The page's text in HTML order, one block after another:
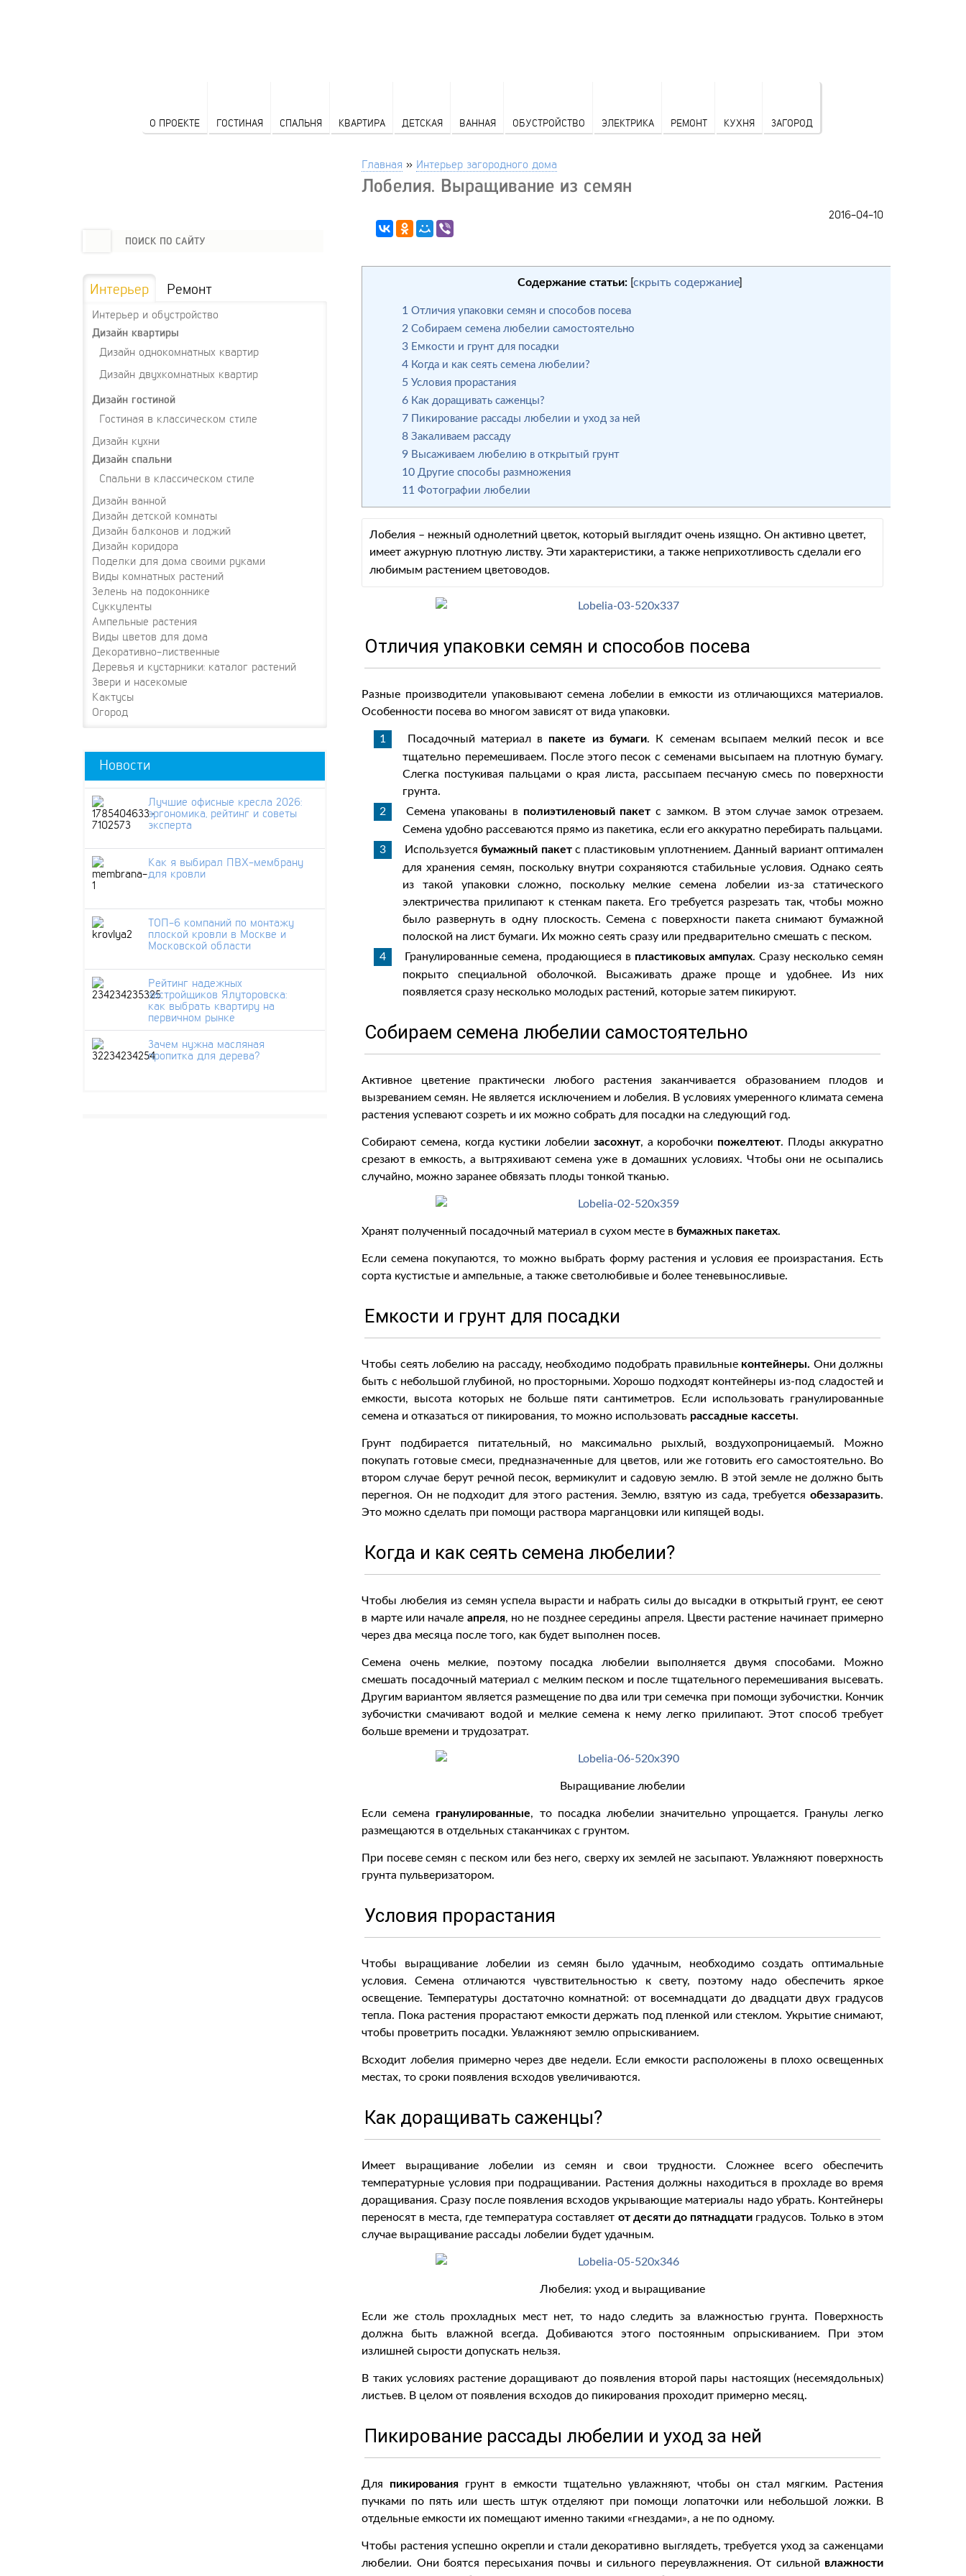
О ПРОЕКТЕ ГОСТИНАЯ СПАЛЬНЯ КВАРТИРА ДЕТСКАЯ ВАННАЯ ОБУСТРОЙСТВО ЭЛЕКТРИКА РЕМОНТ КУХНЯ ЗАГОРОД
Главная » Интерьер загородного дома
Лобелия. Выращивание из семян
2016-04-10
Содержание статьи: [скрыть содержание]
1 Отличия упаковки семян и способов посева
2 Собираем семена любелии самостоятельно
3 Емкости и грунт для посадки
4 Когда и как сеять семена любелии?
5 Условия прорастания
6 Как доращивать саженцы?
7 Пикирование рассады любелии и уход за ней
8 Закаливаем рассаду
9 Высаживаем любелию в открытый грунт
10 Другие способы размножения
11 Фотографии любелии
Лобелия – нежный однолетний цветок, который выглядит очень изящно. Он активно цветет,
имеет ажурную плотную листву. Эти характеристики, атакже неприхотливость сделали его
любимым растением цветоводов.
Отличия упаковки семян и способов посева
Разные производители упаковывают семена лобелии в емкости из отличающихся материалов.
Особенности посева во многом зависят от вида упаковки.
Посадочный материал в пакете из бумаги. К семенам всыпаем мелкий песок и все
тщательно перемешиваем. После этого песок с семенами высыпаем на плотную бумагу.
Слегка постукивая пальцами о края листа, рассыпаем песчаную смесь по поверхности
грунта.
Семена упакованы в полиэтиленовый пакет с замком. В этом случае замок отрезаем.
Семена удобно рассеваются прямо из пакетика, если его аккуратно перебирать пальцами.
Используетсябумажный пакет с пластиковым уплотнением. Данный вариант оптимален
для хранения семян, поскольку внутри сохраняются стабильные условия. Однако сеять
из такой упаковки сложно, поскольку мелкие семена лобелии из-за статического
электричества прилипают к стенкам пакета. Его требуется разрезать так, чтобы можно
было развернуть в одну плоскость. Семена с поверхности пакета снимают бумажной
полоской на лист бумаги. Их можно сеять сразу или предварительно смешать с песком.
Гранулированные семена, продающиеся в пластиковых ампулах. Сразу несколько семян
покрыто специальной оболочкой. Высаживать драже проще и удобнее. Из них
появляется сразу несколько молодых растений, которые затем пикируют.
Собираем семена любелии самостоятельно
Активное цветение практически любого растения заканчивается образованием плодов и
вызреванием семян. Не является исключением и лобелия. В условиях умеренного климата семена
растения успевают созреть и их можно собрать для посадки на следующий год.
Собирают семена, когда кустики лобелии засохнут, а коробочки пожелтеют. Плоды аккуратно
срезают в емкость, а вытряхивают семена уже в домашних условиях. Чтобы они не осыпались
случайно, можно заранее обвязать плоды тонкой тканью.
Хранят полученный посадочный материал в сухом месте вбумажных пакетах.
Если семена покупаются, то можно выбрать форму растения и условия ее произрастания. Есть
сорта кустистые и ампельные, а также светолюбивые и более теневыносливые.
Емкости и грунт для посадки
Чтобы сеять лобелию на рассаду, необходимо подобрать правильные контейнеры. Они должны
быть с небольшой глубиной, но просторными. Хорошо подходят контейнеры из-под сладостей и
емкости, высота которых не больше пяти сантиметров. Если использовать гранулированные
семена и отказаться от пикирования, то можно использовать рассадные кассеты.
Грунт подбирается питательный, но максимально рыхлый, воздухопроницаемый. Можно
покупать готовые смеси, предназначенные для цветов, или же готовить его самостоятельно. Во
втором случае берут речной песок, вермикулит и садовую землю. В этой земле не должно быть
перегноя. Он не подходит для этого растения. Землю, взятую из сада, требуется обеззаразить.
Это можно сделать при помощи раствора марганцовки или кипящей воды.
Когда и как сеять семена любелии?
Чтобы любелия из семян успела вырасти и набрать силы до высадки в открытый грунт, ее сеют
в марте или начале апреля, но не позднее середины апреля. Цвести растение начинает примерно
через два месяца после того, как будет выполнен посев.
Семена очень мелкие, поэтому посадка любелии выполняется двумя способами. Можно
смешать посадочный материал с мелким песком и после тщательного перемешивания высевать.
Другим вариантом является размещение по два или три семечка при помощи зубочистки. Кончик
зубочистки смачивают водой и мелкие семена к нему легко прилипают. Этот способ требует
больше времени и трудозатрат.
Выращивание любелии
Если семена гранулированные, то посадка любелии значительно упрощается. Гранулы легко
размещаются в отдельных стаканчиках с грунтом.
При посеве семян с песком или без него, сверху их землей не засыпают. Увлажняют поверхность
грунта пульверизатором.
Условия прорастания
Чтобы выращивание лобелии из семян было удачным, необходимо создать оптимальные
условия. Семена отличаются чувствительностью к свету, поэтому надо обеспечить яркое
освещение. Температуры достаточно комнатной: от восемнадцати до двадцати двух градусов
тепла. Пока растения прорастают емкости держать под пленкой или стеклом. Укрытие снимают,
чтобы проветрить посадки. Увлажняют землю опрыскиванием.
Всходит лобелия примерно через две недели. Если емкости расположены в плохо освещенных
местах, то сроки появления всходов увеличиваются.
Как доращивать саженцы?
Имеет выращивание лобелии из семян и свои трудности. Сложнее всего обеспечить
температурные условия при подращивании. Растения должны находиться в прохладе во время
доращивания. Сразу после появления всходов укрывающие материалы надо убрать. Контейнеры
переносят в места, где температура составляет от десяти до пятнадцати градусов. Только в этом
случае выращивание рассады лобелии будет удачным.
Любелия: уход и выращивание
Если же столь прохладных мест нет, то надо следить за влажностью грунта. Поверхность
должна быть влажной всегда. Добиваются этого постоянным опрыскиванием. При этом
излишней сырости допускать нельзя.
В таких условиях растение доращивают до появления второй пары настоящих (несемядольных)
листьев. В целом от появления всходов до пикирования проходит примерно месяц.
Пикирование рассады любелии и уход за ней
Для пикирования грунт в емкости тщательно увлажняют, чтобы он стал мягким. Растения
пучками по пять или шесть штук отделяют при помощи лопаточки или небольшой ложки. В
отдельные емкости их помещают именно такими «гнездами», а не по одному.
Чтобы растения успешно окрепли и стали декоративно выглядеть, требуется уход за саженцами
любелии. Они боятся пересыхания почвы и сильного переувлажнения. От сильной влажности
Интерьер Ремонт
Интерьер и обустройство
Дизайн квартиры
Дизайн однокомнатных квартир
Дизайн двухкомнатных квартир
Дизайн гостиной
Гостиная в классическом стиле
Дизайн кухни
Дизайн спальни
Спальни в классическом стиле
Дизайн ванной
Дизайн детской комнаты
Дизайн балконов и лоджий
Дизайн коридора
Поделки для дома своими руками
Виды комнатных растений
Зелень на подоконнике
Суккуленты
Ампельные растения
Виды цветов для дома
Декоративно-лиственные
Деревья и кустарники: каталог растений
Звери и насекомые
Кактусы
Огород
Новости
Лучшие офисные кресла 2026:
эргономика, рейтинг и советы
эксперта
Как я выбирал ПВХ-мембрану
для кровли
ТОП-6 компаний по монтажу
плоской кровли в Москве и
Московской области
Рейтинг надежных
застройщиков Ялуторовска:
как выбрать квартиру на
первичном рынке
Зачем нужна масляная
пропитка для дерева?